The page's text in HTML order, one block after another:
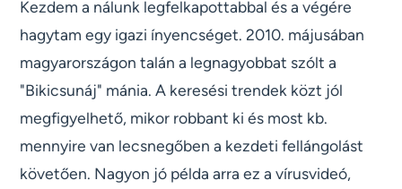
Kezdem a nálunk legfelkapottabbal és a végére
hagytam egy igazi ínyencséget. 2010. májusában
magyarországon talán a legnagyobbat szólt a
"Bikicsunáj" mánia. A keresési trendek közt jól
megfigyelhető, mikor robbant ki és most kb.
mennyire van lecsnegőben a kezdeti fellángolást
követően. Nagyon jó példa arra ez a vírusvideó,